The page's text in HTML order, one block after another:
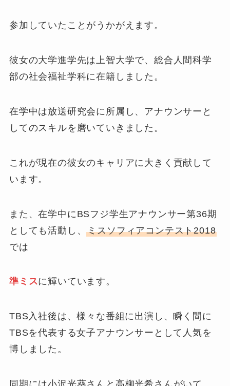
参加していたことがうかがえます。
彼女の大学進学先は上智大学で、総合人間科学
部の社会福祉学科に在籍しました。
在学中は放送研究会に所属し、アナウンサーと
してのスキルを磨いていきました。
これが現在の彼女のキャリアに大きく貢献して
います。
また、在学中にBSフジ学生アナウンサー第36期
としても活動し、ミスソフィアコンテスト2018
では
準ミスに輝いています。
TBS入社後は、様々な番組に出演し、瞬く間に
TBSを代表する女子アナウンサーとして人気を
博しました。